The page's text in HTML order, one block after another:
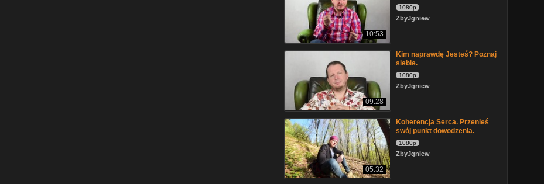
10:53
1080p
ZbyJgniew
09:28
Kim naprawdę Jesteś? Poznaj
siebie.
1080p
ZbyJgniew
05:32
Koherencja Serca. Przenieś
swój punkt dowodzenia.
1080p
ZbyJgniew